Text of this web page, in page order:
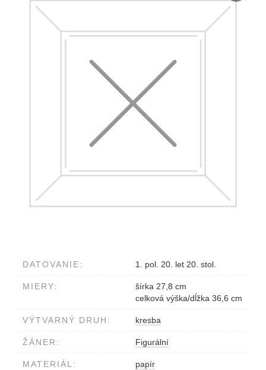
DATOVANIE: 1. pol. 20. let 20. stol.
MIERY:
šírka 27,8 cm
celková výška/dĺžka 36,6 cm
VÝTVARNÝ DRUH: kresba
ŽÁNER: Figurální
MATERIÁL: papír